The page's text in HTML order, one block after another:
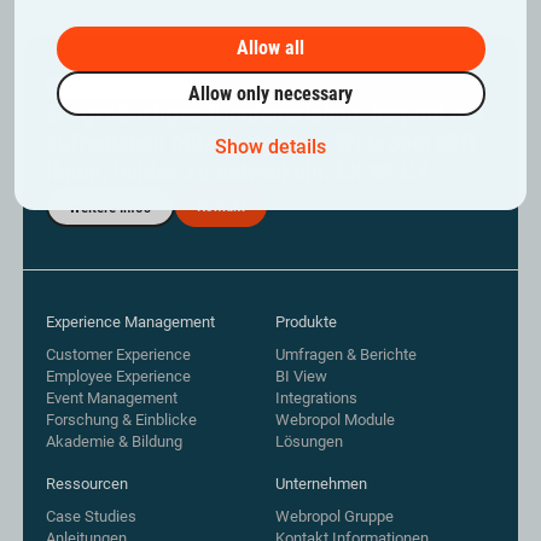
Allow all
Allow only necessary
Show details
UNSER VERSPRECHEN
Ein großartiges Kundenerlebnis beginnt mit
zufriedenen Mitarbeitenden. Webropol hilft
Weitere Infos
Experience Management
Customer Experience
Employee Experience
Event Management
Forschung & Einblicke
Akademie & Bildung
Produkte
Umfragen & Berichte
BI View
Integrations
Webropol Module
Lösungen
Ressourcen
Case Studies
Unternehmen
Webropol Gruppe